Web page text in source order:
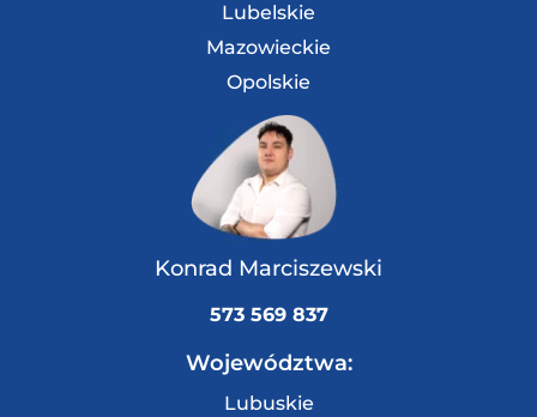
Lubelskie
Mazowieckie
Opolskie
Konrad Marciszewski
573 569 837
Województwa:
Lubuskie